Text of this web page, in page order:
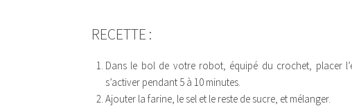
RECETTE :
Dans le bol de votre robot, équipé du crochet, placer
s’activer pendant 5 à 10 minutes.
Ajouter la farine, le sel et le reste de sucre, et mélanger.